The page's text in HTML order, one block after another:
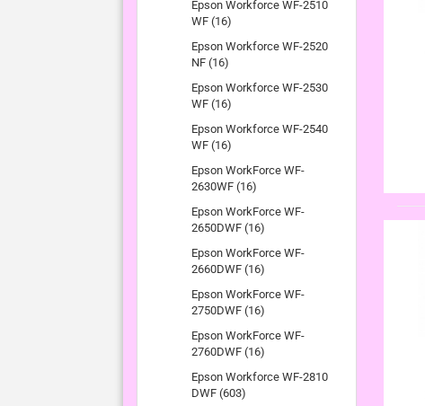
Epson Workforce WF-2510
WF (16)
Epson Workforce WF-2520
NF (16)
Epson Workforce WF-2530
WF (16)
Epson Workforce WF-2540
WF (16)
Epson WorkForce WF-
2630WF (16)
Epson WorkForce WF-
2650DWF (16)
Epson WorkForce WF-
2660DWF (16)
Epson WorkForce WF-
2750DWF (16)
Epson WorkForce WF-
2760DWF (16)
Epson Workforce WF-2810
DWF (603)